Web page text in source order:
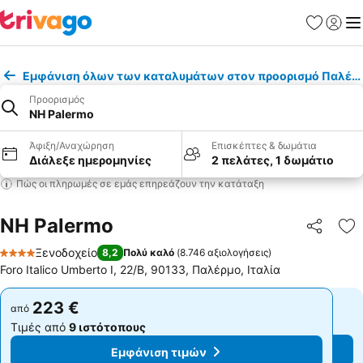
Εμφάνιση όλων των καταλυμάτων στον προορισμό
Προορισμός
NH Palermo
Άφιξη/Αναχώρηση
Διάλεξε ημερομηνίες
Επισκέπτες & δωμάτια
2 πελάτες, 1 δωμάτιο
Πώς οι πληρωμές σε εμάς επηρεάζουν την κατάταξη
NH Palermo
4 Αστέρια
Ξενοδοχείο 8,2 Πολύ καλό (8.746 αξιολογήσεις)
Foro Italico Umberto I, 22/B, 90133, Παλέρμο, Ιταλία
από 223 €
Τιμές από 9 ιστότοπους
Εμφάνιση τιμών
από 223 €
Τιμές από 9 ιστότοπους
Εμφάνιση τιμών